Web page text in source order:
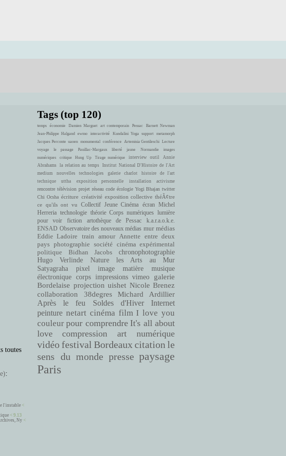
toutes
:
l'instable<
< 9.13
Ny <
Tags (top 120)
temps économie Damien Marguet art contemporain Pessac
Barnett Newman
Jean-Philippe Halgand
ewmo interactivité Kundalini Yoga support
metamorph
Jacques Perconte uaoen monumental conférence Artemisia Gentileschi Lecture
voyage
le passage Pauillac-Margaux liberté jaune Normandie
images
numériques
critique Hung Up Tirage numérique interview outil
Annie
Abrahams
la relation au temps
Institut National D'Histoire de l'Art
medium
nouvelles technologies galerie charlot
histoire de l'art
technique
uttha exposition personnelle installation activisme
rencontre télévision projet réseau code écologie Yogi Bhajan twitter
Chi Ocsha écriture créativité exposition collective théÃ¢tre
ce qu'ils ont vu
Collectif Jeune Cinéma écran
Michel
Herreria technologie théorie Corps numériques lumière
pour voir fiction artothèque de Pessac
k.a.r.a.o.k.e.
ENSAD Observatoire des nouveaux médias mur médias
Eddie Ladoire
train amour Annette entre deux
pays photographie société cinéma expérimental
politique
Bidhan Jacobs
chronophotographie
Hugo Verlinde
Nature
les Arts au Mur
Satyagraha
pixel image matière
musique
électronique corps impressions vimeo
galerie
Bordelaise projection uishet Nicole Brenez
collaboration
38degres
Michard Ardillier
Après le feu
Soldes d'Hiver
Internet
peinture netart cinéma film I love you
couleur pour comprendre It's all about
love
compression art numérique
vidéo festival Bordeaux citation le
sens du monde presse paysage
Paris